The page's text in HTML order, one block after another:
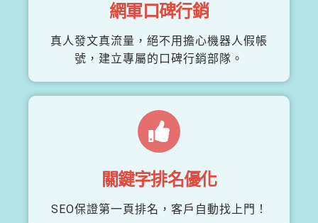
網軍口碑行銷
真人發文真流量，絕不用擔心機器人假帳
號，建立專屬的口碑行銷部隊。
關鍵字排名優化
SEO保證第一頁排名，客戶自動找上門！